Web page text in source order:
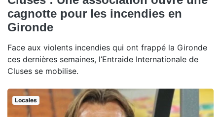
cagnotte pour les incendies en
Gironde
Face aux violents incendies qui ont frappé la Gironde
ces dernières semaines, l’Entraide Internationale de
Cluses se mobilise.
Locales